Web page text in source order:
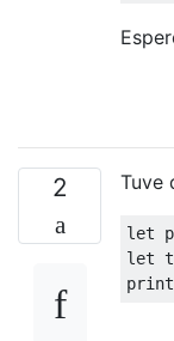
2 Tuve
let
let
print